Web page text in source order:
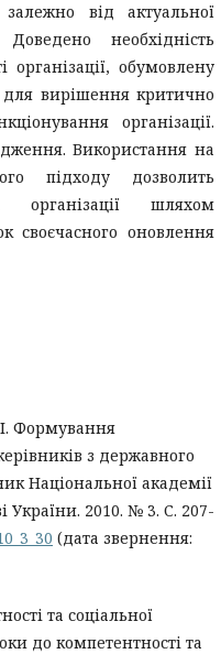
залежно від актуальної
необхідність
організації, обумовлену
вирішення критично
організації.
Використання на
підходу дозволить
організації шляхом
своєчасного оновлення
Формування
з державного
Національної академії
України. 2010. № 3. С. 207-
(дата звернення:
та соціальної
до компетентності та